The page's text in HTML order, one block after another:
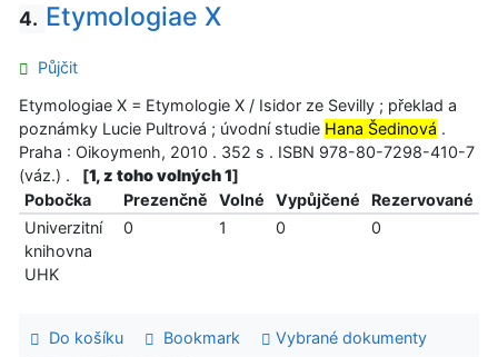
4. Etymologiae X
Půjčit
Etymologiae X = Etymologie X / Isidor ze Sevilly ; překlad a
poznámky Lucie Pultrová ; úvodní studie Hana Šedinová .
Praha : Oikoymenh, 2010 . 352 s . ISBN 978-80-7298-410-7
(váz.) .
[1, z toho volných 1]
Pobočka
Prezenčně Volné Vypůjčené
Rezervované
Univerzitní
knihovna
UHK
0 1 0 0
Do košíku Bookmark Vybrané dokumenty